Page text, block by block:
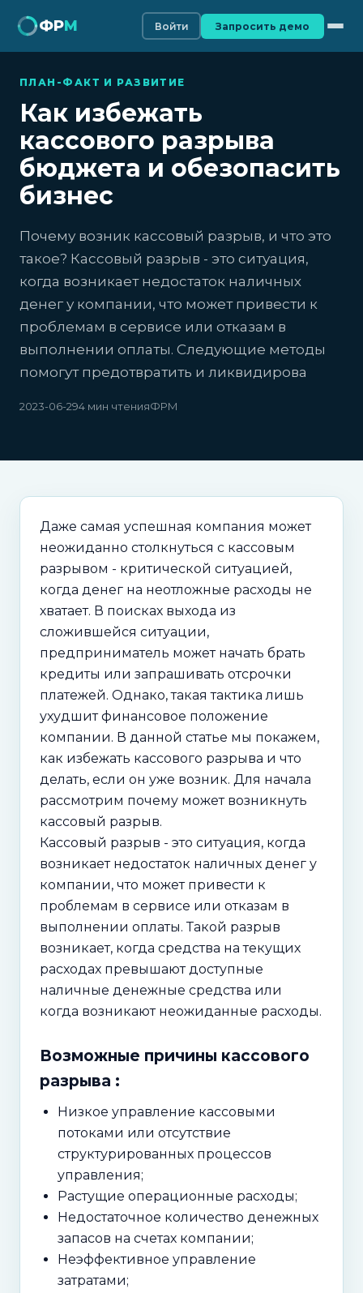
ФРМ Войти Запросить демо
ПЛАН-ФАКТ И РАЗВИТИЕ
Как избежать
кассового разрыва
бюджета и обезопасить
бизнес
Почему возник кассовый разрыв, и что это
такое? Кассовый разрыв - это ситуация,
когда возникает недостаток наличных
денег у компании, что может привести к
проблемам в сервисе или отказам в
выполнении оплаты. Следующие методы
помогут предотвратить и ликвидирова
2023-06-294 мин чтенияФРМ
Даже самая успешная компания может
неожиданно столкнуться с кассовым
разрывом - критической ситуацией,
когда денег на неотложные расходы не
хватает. В поисках выхода из
сложившейся ситуации,
предприниматель может начать брать
кредиты или запрашивать отсрочки
платежей. Однако, такая тактика лишь
ухудшит финансовое положение
компании. В данной статье мы покажем,
как избежать кассового разрыва и что
делать, если он уже возник. Для начала
рассмотрим почему может возникнуть
кассовый разрыв.
Кассовый разрыв - это ситуация, когда
возникает недостаток наличных денег у
компании, что может привести к
проблемам в сервисе или отказам в
выполнении оплаты. Такой разрыв
возникает, когда средства на текущих
расходах превышают доступные
наличные денежные средства или
когда возникают неожиданные расходы.
Возможные причины кассового
разрыва :
Низкое управление кассовыми
потоками или отсутствие
структурированных процессов
управления;
Растущие операционные расходы;
Недостаточное количество денежных
запасов на счетах компании;
Неэффективное управление
затратами;